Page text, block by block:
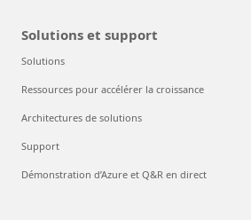
Solutions et support
Solutions
Ressources pour accélérer la croissance
Architectures de solutions
Support
Démonstration d’Azure et Q&R en direct